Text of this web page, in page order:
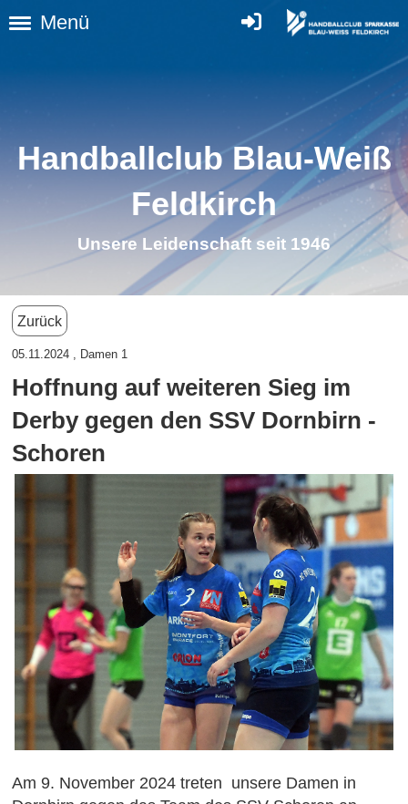
Menü
Handballclub Blau-Weiß
Feldkirch
Unsere Leidenschaft seit 1946
Zurück
05.11.2024 , Damen 1
Hoffnung auf weiteren Sieg im
Derby gegen den SSV Dornbirn -
Schoren
Am 9. November 2024 treten unsere Damen in